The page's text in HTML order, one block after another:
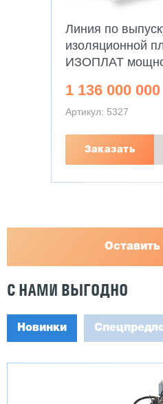
Линия по
изоляционной
ИЗОПЛАТ
1 136 000
Артикул: 5327
Заказать
Оставить
С НАМИ ВЫГОДНО
Новинки